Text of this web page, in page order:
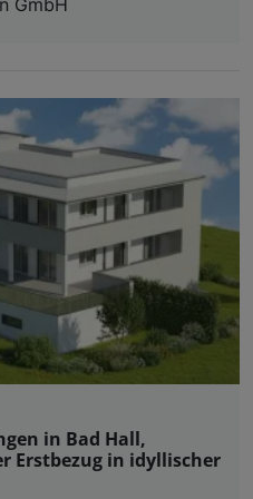
in Bad Hall,
Erstbezug in idyllischer